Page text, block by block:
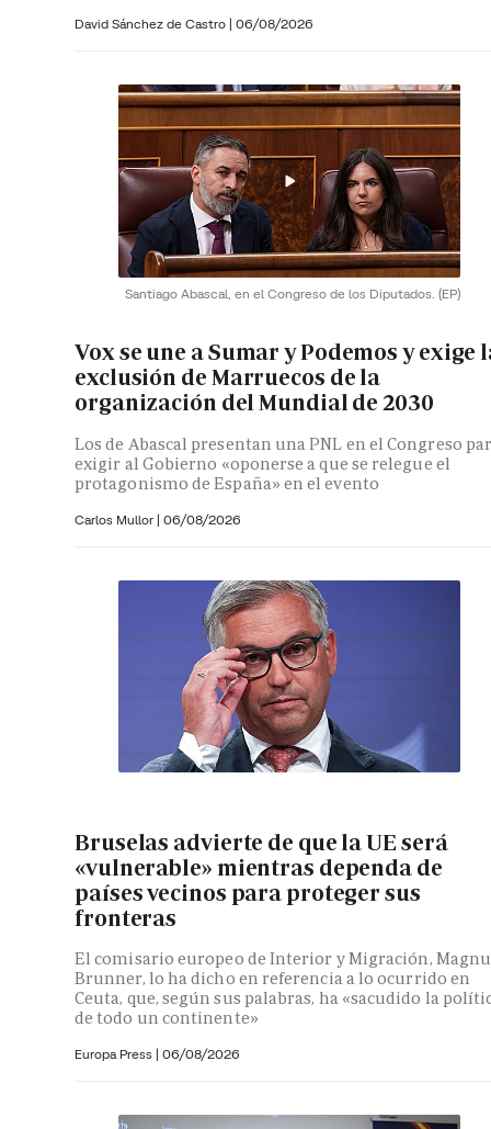
David Sánchez de Castro | 06/08/2026
Santiago Abascal, en el Congreso de los Diputados. (EP)
Vox se une a Sumar y Podemos y exige
exclusión de Marruecos de la
organización del Mundial de 2030
Los de Abascal presentan una PNL en el Congreso
exigir al Gobierno «oponerse a que se relegue el
protagonismo de España» en el evento
Carlos Mullor | 06/08/2026
Bruselas advierte de que la UE será
«vulnerable» mientras dependa de
países vecinos para proteger sus
fronteras
El comisario europeo de Interior y Migración,
Brunner, lo ha dicho en referencia a lo ocurrido en
Ceuta, que, según sus palabras, ha «sacudido la
de todo un continente»
Europa Press | 06/08/2026